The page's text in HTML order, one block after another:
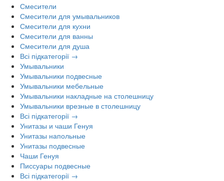
Смесители
Смесители для умывальников
Смесители для кухни
Смесители для ванны
Смесители для душа
Всі підкатегорії →
Умывальники
Умывальники подвесные
Умывальники мебельные
Умывальники накладные на столешницу
Умывальники врезные в столешницу
Всі підкатегорії →
Унитазы и чаши Генуя
Унитазы напольные
Унитазы подвесные
Чаши Генуя
Писсуары подвесные
Всі підкатегорії →